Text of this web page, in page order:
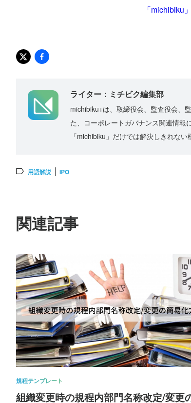
「michibiku
ライター：ミチビク編集部
michibiku+は、取締役会、監査役会、
た、コーポレートガバナンス関連情報
「michibiku」だけでは解決しきれな
用語解説 IPO
関連記事
規程テンプレート
組織変更時の規程内部門名称改定/変更